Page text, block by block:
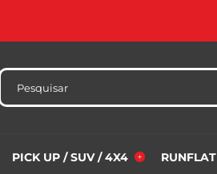
PICK UP / SUV / 4X4 RUNFLAT